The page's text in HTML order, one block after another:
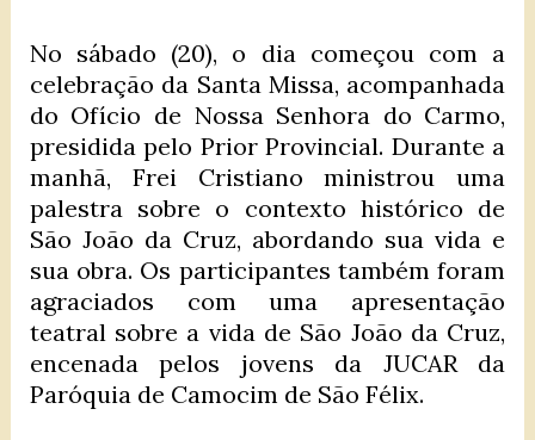
No sábado (20), o dia começou com a
celebração da Santa Missa, acompanhada
do Ofício de Nossa Senhora do Carmo,
presidida pelo Prior Provincial. Durante a
manhã, Frei Cristiano ministrou uma
palestra sobre o contexto histórico de
São João da Cruz, abordando sua vida e
sua obra. Os participantes também foram
agraciados com uma apresentação
teatral sobre a vida de São João da Cruz,
encenada pelos jovens da JUCAR da
Paróquia de Camocim de São Félix.